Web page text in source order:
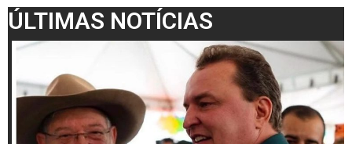
ÚLTIMAS NOTÍCIAS